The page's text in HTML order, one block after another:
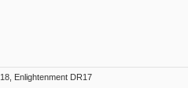
Enlightenment DR17